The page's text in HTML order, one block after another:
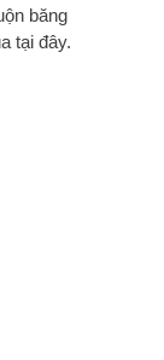
băng
tại đây.